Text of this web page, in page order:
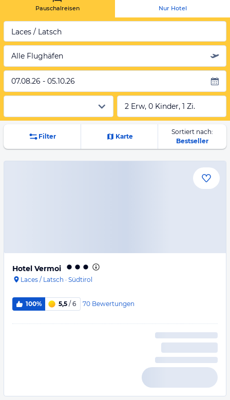
Pauschalreisen Nur Hotel
Laces / Latsch
Alle Flughäfen
07.08.26 - 05.10.26
2 Erw, 0 Kinder, 1 Zi.
Filter Karte
Sortiert nach:
Bestseller
Hotel Vermoi
Laces / Latsch · Südtirol
100% 5,5 / 6 70 Bewertungen